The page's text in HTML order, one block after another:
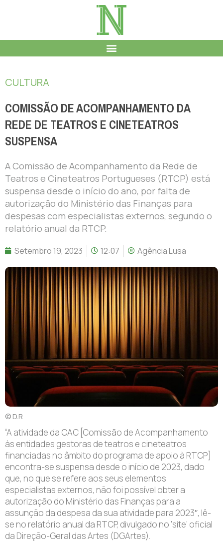
CULTURA
COMISSÃO DE ACOMPANHAMENTO DA
REDE DE TEATROS E CINETEATROS
SUSPENSA
A Comissão de Acompanhamento da Rede de
Teatros e Cineteatros Portugueses (RTCP) está
suspensa desde o início do ano, por falta de
autorização do Ministério das Finanças para
despesas com especialistas externos, segundo o
relatório anual da RTCP.
Setembro 19, 2023 12:07 Agência Lusa
© D.R
“A atividade da CAC [Comissão de Acompanhamento
às entidades gestoras de teatros e cineteatros
financiadas no âmbito do programa de apoio à RTCP]
encontra-se suspensa desde o início de 2023, dado
que, no que se refere aos seus elementos
especialistas externos, não foi possível obter a
autorização do Ministério das Finanças para a
assunção da despesa da sua atividade para 2023″, lê-
se no relatório anual da RTCP, divulgado no ‘site’ oficial
da Direção-Geral das Artes (DGArtes).